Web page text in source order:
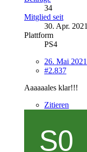
34
Mitglied seit
30. Apr. 2021
Plattform
PS4
26. Mai 2021
#2.837
Aaaaaales klar!!!
Zitieren